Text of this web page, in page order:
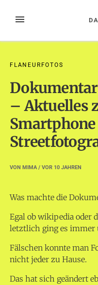
InhaltMENÜ
FLANEURFOTOS
– Aktuelles
VON MIMA/ VOR 10 JAHREN
Was machte die
Egal ob wikipedia oder
letztlich ging es
Fälschen konnte man
nicht jeder zu Hause.
Das hat sich geändert